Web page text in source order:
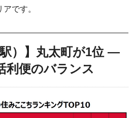
です。
駅）】丸太町が1位 ―
利便のバランス